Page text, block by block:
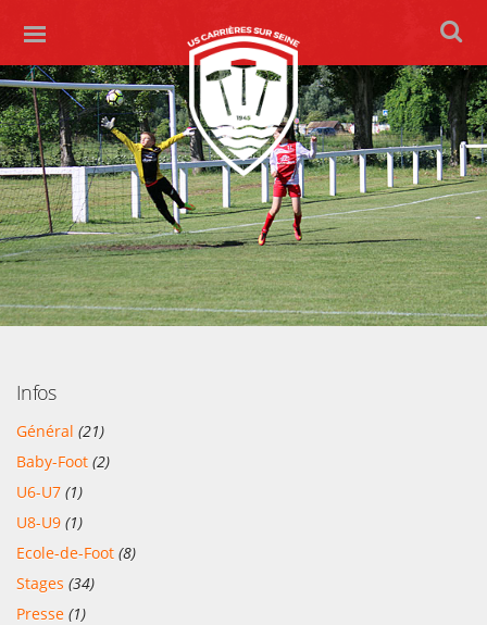
Infos
Général (21)
Baby-Foot (2)
U6-U7 (1)
U8-U9 (1)
Ecole-de-Foot (8)
Stages (34)
Presse (1)